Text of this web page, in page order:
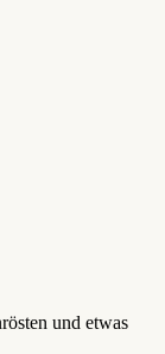
und etwas